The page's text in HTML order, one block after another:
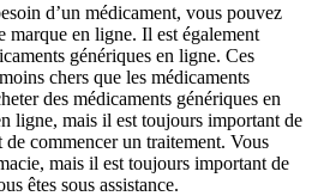
d’un médicament, vous pouvez
marque en ligne. Il est également
génériques en ligne. Ces
chers que les médicaments
des médicaments génériques en
ligne, mais il est toujours important de
commencer un traitement. Vous
mais il est toujours important de
êtes sous assistance.